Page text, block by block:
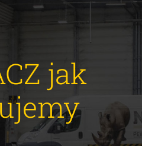
jak